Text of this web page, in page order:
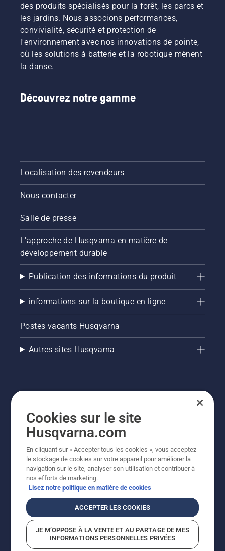
des produits spécialisés pour la forêt, les parcs et
les jardins. Nous associons performances,
convivialité, sécurité et protection de
l'environnement avec nos innovations de pointe,
où les solutions à batterie et la robotique mènent
la danse.
Découvrez notre gamme
Localisation des revendeurs
Nous contacter
Salle de presse
L'approche de Husqvarna en matière de
développement durable
Publication des informations du produit
informations sur la boutique en ligne
Postes vacants Husqvarna
Autres sites Husqvarna
© Husqvarna AB (publ). Tous droits réservés. Les prix
indiqués sont des prix de vente conseillés. Tous les prix
indiqués sont des prix de vente recommandés (TVA
incluse), sauf si le produit est disponible pour un achat
direct.
Politique relative aux cookiesConditions d'utilisation
Signalement de violations présumées
Cookies sur le site
Husqvarna.com
En cliquant sur « Accepter tous les cookies », vous acceptez
le stockage de cookies sur votre appareil pour améliorer la
navigation sur le site, analyser son utilisation et contribuer à
nos efforts de marketing.
Lisez notre politique en matière de cookies
ACCEPTER LES COOKIES
JE M’OPPOSE À LA VENTE ET AU PARTAGE DE MES
INFORMATIONS PERSONNELLES PRIVÉES